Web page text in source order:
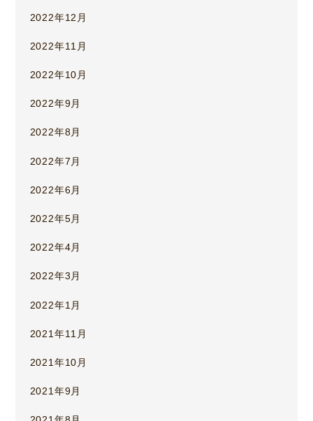
2022年12月
2022年11月
2022年10月
2022年9月
2022年8月
2022年7月
2022年6月
2022年5月
2022年4月
2022年3月
2022年1月
2021年11月
2021年10月
2021年9月